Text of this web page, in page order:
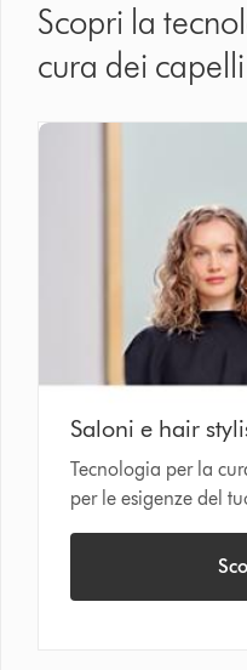
Scopri la
cura dei
Saloni e hair
Tecnologia per la
per le esigenze del